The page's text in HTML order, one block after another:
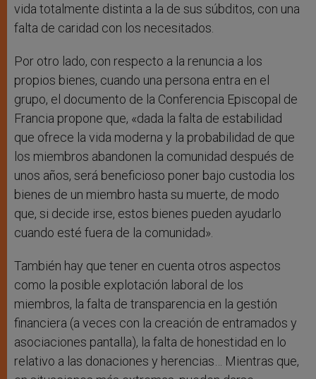
vida totalmente distinta a la de sus súbditos, con una
falta de caridad con los necesitados.
Por otro lado, con respecto a la renuncia a los
propios bienes, cuando una persona entra en el
grupo, el documento de la Conferencia Episcopal de
Francia propone que, «dada la falta de estabilidad
que ofrece la vida moderna y la probabilidad de que
los miembros abandonen la comunidad después de
unos años, será beneficioso poner bajo custodia los
bienes de un miembro hasta su muerte, de modo
que, si decide irse, estos bienes pueden ayudarlo
cuando esté fuera de la comunidad».
También hay que tener en cuenta otros aspectos
como la posible explotación laboral de los
miembros, la falta de transparencia en la gestión
financiera (a veces con la creación de entramados y
asociaciones pantalla), la falta de honestidad en lo
relativo a las donaciones y herencias… Mientras que,